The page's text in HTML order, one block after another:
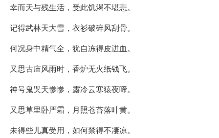
幸而天与残生活，受此饥渴不堪悲。
记得武林天大雪，衣衫破碎风刮骨。
何况身中精气全，犹自冻得皮迸血。
又思古庙风雨时，香炉无火纸钱飞。
神号鬼哭天惨惨，露冷云寒猿夜啼。
又思草里卧严霜，月照苍苔落叶黄。
未得些儿真受用，如何禁得不凄凉。